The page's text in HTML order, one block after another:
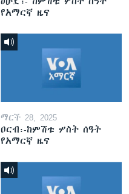
የአማርኛ ዜና
ማርች 28, 2025
ዐርብ፡-ከምሽቱ ሦስት ሰዓት
የአማርኛ ዜና